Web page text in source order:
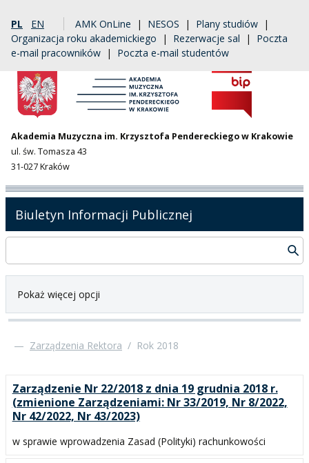
PL EN AMK OnLine | NESOS | Plany studiów |
Organizacja roku akademickiego | Rezerwacje sal | Poczta
e-mail pracowników | Poczta e-mail studentów
Akademia Muzyczna im. Krzysztofa Pendereckiego w Krakowie
ul. św. Tomasza 43
31-027 Kraków
Biuletyn Informacji Publicznej
Pokaż więcej opcji
— Zarządzenia Rektora / Rok 2018
Zarządzenie Nr 22/2018 z dnia 19 grudnia 2018 r.
(zmienione Zarządzeniami: Nr 33/2019, Nr 8/2022,
Nr 42/2022, Nr 43/2023)
w sprawie wprowadzenia Zasad (Polityki) rachunkowości